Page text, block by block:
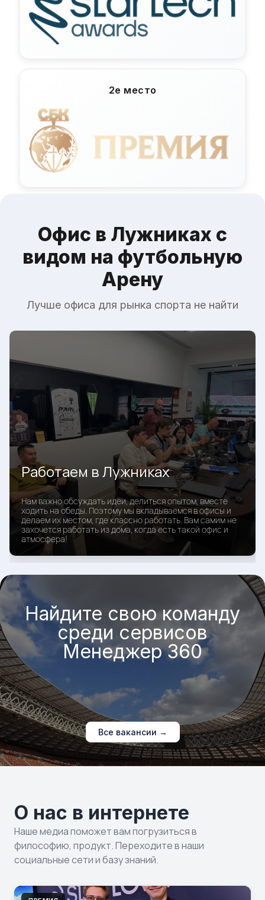
2е место
Офис в Лужниках с
видом на футбольную
Арену
Лучше офиса для рынка спорта не найти
Работаем в Лужниках
Нам важно обсуждать идеи, делиться опытом, вместе
ходить на обеды. Поэтому мы вкладываемся в офисы и
делаем их местом, где классно работать. Вам самим не
захочется работать из дома, когда есть такой офис и
атмосфера!
Найдите свою команду
среди сервисов
Менеджер 360
Все вакансии →
О нас в интернете
Наше медиа поможет вам погрузиться в
философию, продукт. Переходите в наши
социальные сети и базу знаний.